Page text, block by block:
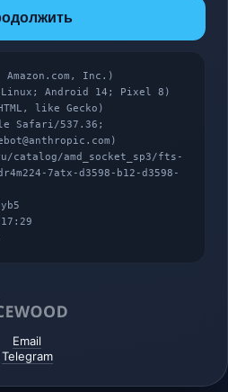
Inc.)
Android 14; Pixel 8)
like Gecko)
Safari/537.36;
catalog/amd_socket_sp3/fts-
7atx-d3598-b12-d3598-
Email
Telegram